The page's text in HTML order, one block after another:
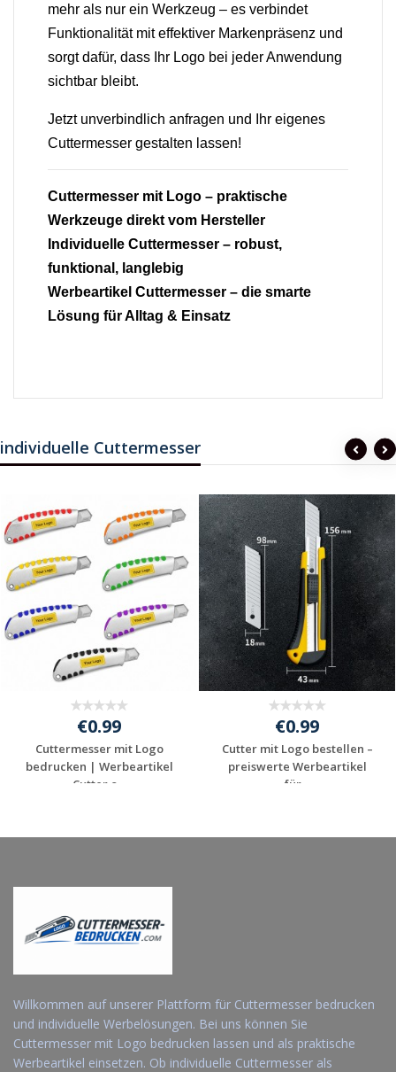
mehr als nur ein Werkzeug – es verbindet
Funktionalität mit effektiver Markenpräsenz und
sorgt dafür, dass Ihr Logo bei jeder Anwendung
sichtbar bleibt.
Jetzt unverbindlich anfragen und Ihr eigenes
Cuttermesser gestalten lassen!
Cuttermesser mit Logo – praktische
Werkzeuge direkt vom Hersteller
Individuelle Cuttermesser – robust,
funktional, langlebig
Werbeartikel Cuttermesser – die smarte
Lösung für Alltag & Einsatz
individuelle Cuttermesser
€0.99
Cuttermesser mit Logo
bedrucken | Werbeartikel
Cutter o...
€0.99
Cutter mit Logo bestellen –
preiswerte Werbeartikel
für...
Willkommen auf unserer Plattform für Cuttermesser bedrucken
und individuelle Werbelösungen. Bei uns können Sie
Cuttermesser mit Logo bedrucken lassen und als praktische
Werbeartikel einsetzen. Ob individuelle Cuttermesser als